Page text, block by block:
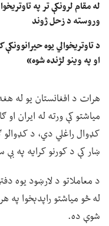
له مقام لرونکې تر په
وروسته د زحل ژوند
د تاوتریخوالي یوه
او په وینو لژنده شوه»
هرات د افغانستان یو له
میاشتو کې ورته له ایران او
کډوال راغلي دي، د
ښار کې د کورنو کرایه په
د معاملاتو د لارښود یوه
شوې ده.